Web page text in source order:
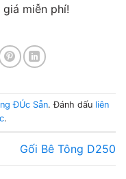
miễn phí!
ĐÚc Sẵn. Đánh dấu liên
.
Gối Bê Tông D250